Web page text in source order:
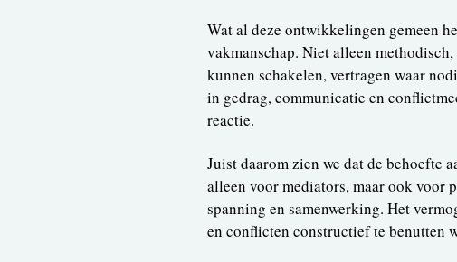
Wat al deze ontwikkelingen gemeen
vakmanschap. Niet alleen
kunnen schakelen, vertragen waar
in gedrag, communicatie en
reactie.
Juist daarom zien we dat de behoefte
alleen voor mediators, maar ook voor
spanning en samenwerking. Het
en conflicten constructief te benutten